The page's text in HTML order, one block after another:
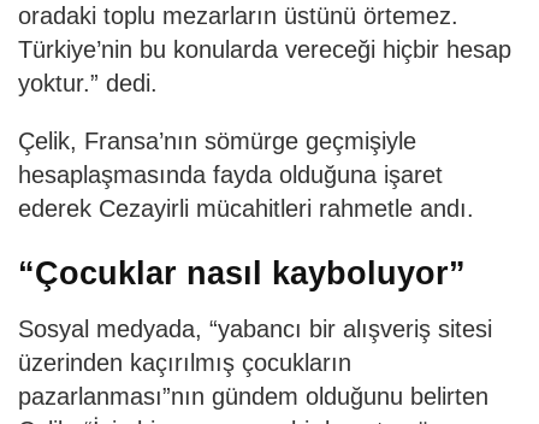
oradaki toplu mezarların üstünü örtemez.
Türkiye’nin bu konularda vereceği hiçbir hesap
yoktur.” dedi.
Çelik, Fransa’nın sömürge geçmişiyle
hesaplaşmasında fayda olduğuna işaret
ederek Cezayirli mücahitleri rahmetle andı.
“Çocuklar nasıl kayboluyor”
Sosyal medyada, “yabancı bir alışveriş sitesi
üzerinden kaçırılmış çocukların
pazarlanması”nın gündem olduğunu belirten